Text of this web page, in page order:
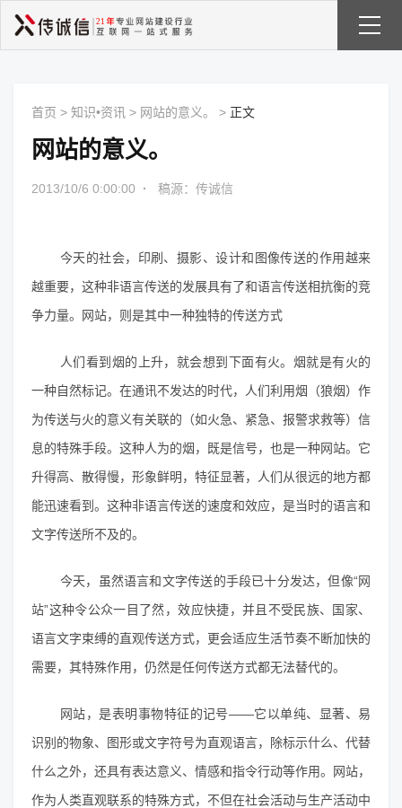
首页 > 知识•资讯 > 网站的意义。 > 正文
网站的意义。
2013/10/6 0:00:00 · 稿源：传诚信
今天的社会，印刷、摄影、设计和图像传送的作用越来
越重要，这种非语言传送的发展具有了和语言传送相抗衡的竞
争力量。网站，则是其中一种独特的传送方式
人们看到烟的上升，就会想到下面有火。烟就是有火的
一种自然标记。在通讯不发达的时代，人们利用烟（狼烟）作
为传送与火的意义有关联的（如火急、紧急、报警求救等）信
息的特殊手段。这种人为的烟，既是信号，也是一种网站。它
升得高、散得慢，形象鲜明，特征显著，人们从很远的地方都
能迅速看到。这种非语言传送的速度和效应，是当时的语言和
文字传送所不及的。
今天，虽然语言和文字传送的手段已十分发达，但像“网
站”这种令公众一目了然，效应快捷，并且不受民族、国家、
语言文字束缚的直观传送方式，更会适应生活节奏不断加快的
需要，其特殊作用，仍然是任何传送方式都无法替代的。
网站，是表明事物特征的记号――它以单纯、显著、易
识别的物象、图形或文字符号为直观语言，除标示什么、代替
什么之外，还具有表达意义、情感和指令行动等作用。网站，
作为人类直观联系的特殊方式，不但在社会活动与生产活动中